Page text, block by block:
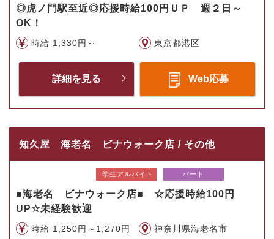
◎虎ノ門駅至近◎応援時給100円ＵＰ 週２日～
OK！
時給 1,330円～ 東京都港区
詳細を見る Web応募
知久屋 海老名 ビナウォーク店 / その他
学生アルバイト パート
■海老名 ビナウォーク店■ ☆応援時給100円
UP☆未経験歓迎
時給 1,250円～1,270円 神奈川県海老名市